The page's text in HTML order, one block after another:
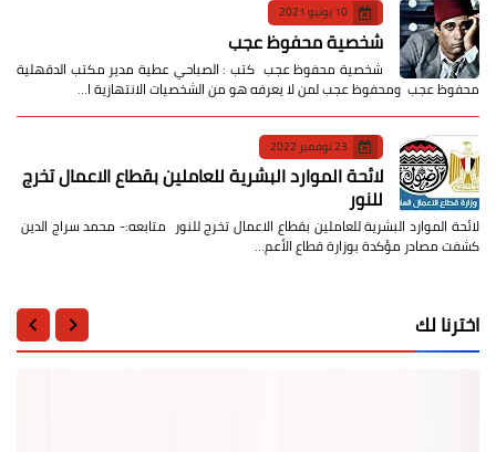
10 يونيو 2021
شخصية محفوظ عجب
شخصية محفوظ عجب كتب : الصباحي عطية مدير مكتب الدقهلية
محفوظ عجب ومحفوظ عجب لمن لا يعرفه هو من الشخصيات الانتهازية ا…
23 نوفمبر 2022
لائحة الموارد البشرية للعاملين بقطاع الاعمال تخرج
للنور
لائحة الموارد البشرية للعاملين بقطاع الاعمال تخرج للنور متابعه:- محمد سراج الدين
كشفت مصادر مؤكدة بوزارة قطاع الأعم…
اخترنا لك